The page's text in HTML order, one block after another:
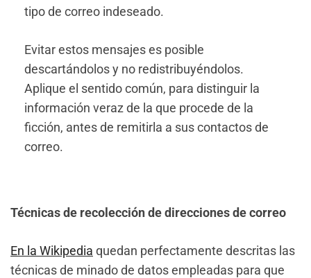
tipo de correo indeseado.
Evitar estos mensajes es posible
descartándolos y no redistribuyéndolos.
Aplique el sentido común, para distinguir la
información veraz de la que procede de la
ficción, antes de remitirla a sus contactos de
correo.
Técnicas de recolección de direcciones de correo
En la Wikipedia quedan perfectamente descritas las
técnicas de minado de datos empleadas para que